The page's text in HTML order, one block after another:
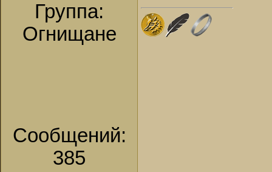
Группа:
Огнищане
Сообщений:
385